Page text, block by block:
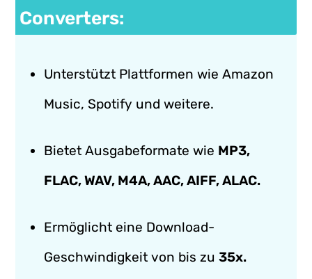
Converters:
Unterstützt Plattformen wie Amazon
Music, Spotify und weitere.
Bietet Ausgabeformate wie MP3,
FLAC, WAV, M4A, AAC, AIFF, ALAC.
Ermöglicht eine Download-
Geschwindigkeit von bis zu35x.